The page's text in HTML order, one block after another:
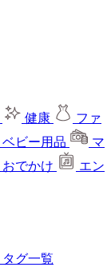
健康
ファ
ベビー用品
マ
おでかけ
エン
タグ一覧